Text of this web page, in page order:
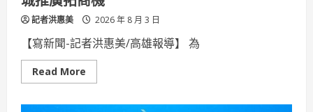
席
捲
岡
山
記者洪惠美 2026 年 8 月 3 日
【寫新聞-記者洪惠美/高雄報導】 為
Read More
more